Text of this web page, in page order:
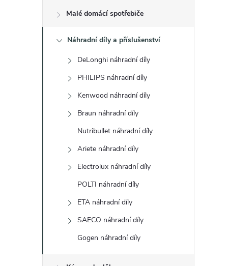
s
n
Malé domácí spotřebiče
Náhradní díly a příslušenství
DeLonghi náhradní díly
PHILIPS náhradní díly
Kenwood náhradní díly
Braun náhradní díly
Nutribullet náhradní díly
Ariete náhradní díly
Electrolux náhradní díly
POLTI náhradní díly
ETA náhradní díly
SAECO náhradní díly
Gogen náhradní díly